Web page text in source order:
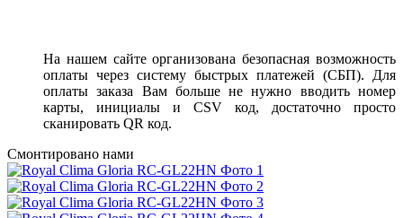
На нашем сайте организована безопасная возможность
оплаты через систему быстрых платежей (СБП). Для
оплаты заказа Вам больше не нужно вводить номер
карты, инициалы и CSV код, достаточно просто
сканировать QR код.
Смонтировано нами